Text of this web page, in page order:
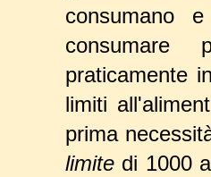
consumano
consumare
praticamente
limiti
prima
limite di 1000